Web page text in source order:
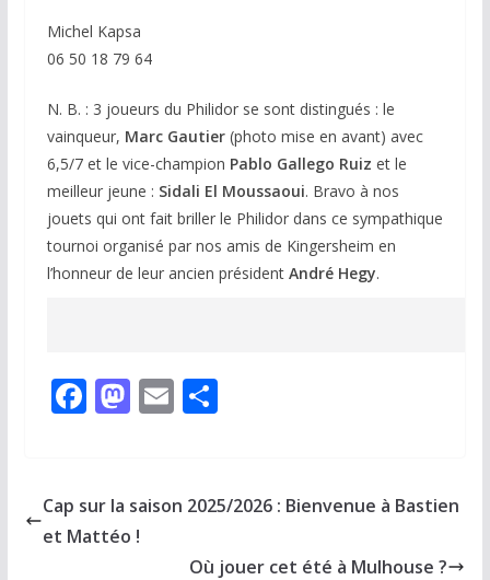
Michel Kapsa
06 50 18 79 64
N. B. : 3 joueurs du Philidor se sont distingués : le
vainqueur, Marc Gautier(photo mise en avant) avec
6,5/7 et le vice-champion Pablo Gallego Ruiz et le
meilleur jeune : Sidali El Moussaoui. Bravo à nos
jouets qui ont fait briller le Philidor dans ce sympathique
tournoi organisé par nos amis de Kingersheim en
l’honneur de leur ancien président André Hegy.
F
b
o
M
d
o
E
l
P
g
Cap sur la saison 2025/2026 : Bienvenue à Bastien
et Mattéo !
Où jouer cet été à Mulhouse ?